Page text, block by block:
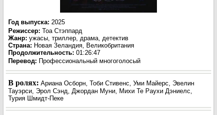
Год выпуска: 2025
Режиссер: Тоа Стэппард
Жанр: ужасы, триллер, драма, детектив
Страна: Новая Зеландия, Великобритания
Продолжительность: 01:26:47
Перевод: Профессиональный многоголосый
В ролях: Ариана Осборн, Тоби Стивенс, Уми Майерс, Эвелин
Тауэрси, Эрол Сэнд, Джордан Муни, Михи Те Раухи Дэниелс,
Турия Шмидт-Пеке